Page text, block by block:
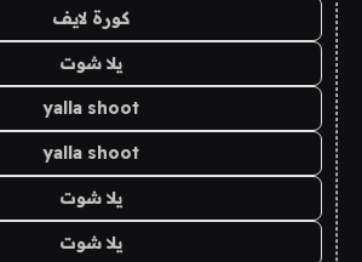
كورة لايف
يلا شوت
yalla shoot
yalla shoot
يلا شوت
يلا شوت